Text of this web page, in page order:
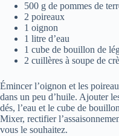
500 g de pommes de
2 poireaux
1 oignon
1 litre d’eau
1 cube de bouillon de
2 cuillères à soupe de
Émincer l’oignon et les
dans un peu d’huile. Ajouter
dés, l’eau et le cube de
Mixer, rectifier
vous le souhaitez.